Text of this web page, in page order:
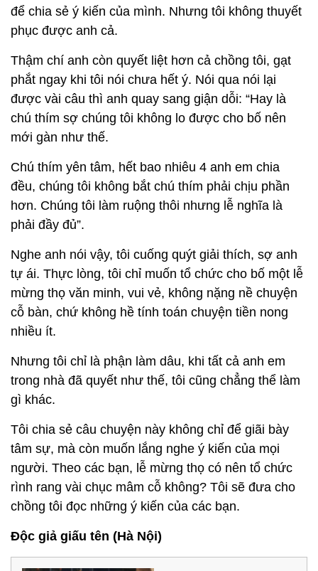
để chia sẻ ý kiến của mình. Nhưng tôi không thuyết
phục được anh cả.
Thậm chí anh còn quyết liệt hơn cả chồng tôi, gạt
phắt ngay khi tôi nói chưa hết ý. Nói qua nói lại
được vài câu thì anh quay sang giận dỗi: “Hay là
chú thím sợ chúng tôi không lo được cho bố nên
mới gàn như thế.
Chú thím yên tâm, hết bao nhiêu 4 anh em chia
đều, chúng tôi không bắt chú thím phải chịu phần
hơn. Chúng tôi làm ruộng thôi nhưng lễ nghĩa là
phải đầy đủ”.
Nghe anh nói vậy, tôi cuống quýt giải thích, sợ anh
tự ái. Thực lòng, tôi chỉ muốn tổ chức cho bố một lễ
mừng thọ văn minh, vui vẻ, không nặng nề chuyện
cỗ bàn, chứ không hề tính toán chuyện tiền nong
nhiều ít.
Nhưng tôi chỉ là phận làm dâu, khi tất cả anh em
trong nhà đã quyết như thế, tôi cũng chẳng thể làm
gì khác.
Tôi chia sẻ câu chuyện này không chỉ để giãi bày
tâm sự, mà còn muốn lắng nghe ý kiến của mọi
người. Theo các bạn, lễ mừng thọ có nên tổ chức
rình rang vài chục mâm cỗ không? Tôi sẽ đưa cho
chồng tôi đọc những ý kiến của các bạn.
Độc giả giấu tên (Hà Nội)